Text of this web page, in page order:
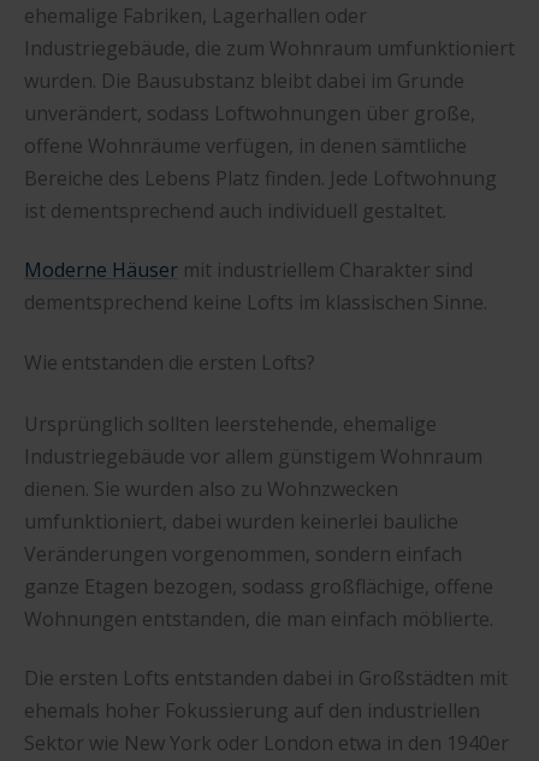
ehemalige Fabriken, Lagerhallen oder
Industriegebäude, die zum Wohnraum umfunktioniert
wurden. Die Bausubstanz bleibt dabei im Grunde
unverändert, sodass Loftwohnungen über große,
offene Wohnräume verfügen, in denen sämtliche
Bereiche des Lebens Platz finden. Jede Loftwohnung
ist dementsprechend auch individuell gestaltet.
Moderne Häuser mit industriellem Charakter sind
dementsprechend keine Lofts im klassischen Sinne.
Wie entstanden die ersten Lofts?
Ursprünglich sollten leerstehende, ehemalige
Industriegebäude vor allem günstigem Wohnraum
dienen. Sie wurden also zu Wohnzwecken
umfunktioniert, dabei wurden keinerlei bauliche
Veränderungen vorgenommen, sondern einfach
ganze Etagen bezogen, sodass großflächige, offene
Wohnungen entstanden, die man einfach möblierte.
Die ersten Lofts entstanden dabei in Großstädten mit
ehemals hoher Fokussierung auf den industriellen
Sektor wie New York oder London etwa in den 1940er